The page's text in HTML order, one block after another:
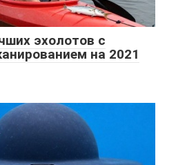
эхолотов с
на 2021